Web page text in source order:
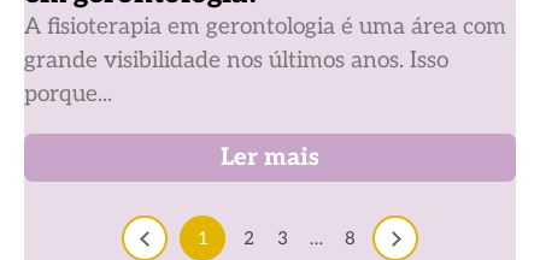
A fisioterapia em gerontologia é uma área com
grande visibilidade nos últimos anos. Isso
porque...
Ler mais
1 2 3 … 8